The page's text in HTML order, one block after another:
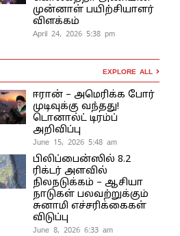
முன்னாள் பயிற்சியாளர்
விளக்கம்
April 24, 2026 5:38 pm
EXPLORE ALL
ஈரான் – அமெரிக்க போர்
முடிவுக்கு வந்தது!
டொனால்ட் டிரம்ப்
அறிவிப்பு
June 15, 2026 5:48 am
பிலிப்பைன்ஸில் 8.2
ரிக்டர் அளவில்
நிலநடுக்கம் – ஆசியா
நாடுகள் பலவற்றுக்கும்
சுனாமி எச்சரிக்கைகள்
விடுப்பு
June 8, 2026 6:33 am